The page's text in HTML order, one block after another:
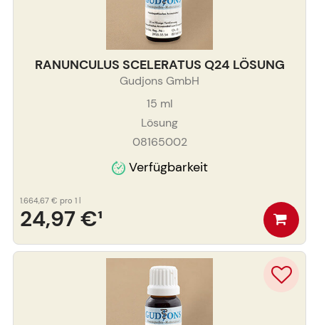
RANUNCULUS SCELERATUS Q24 LÖSUNG
Gudjons GmbH
15 ml
Lösung
08165002
Verfügbarkeit
24,97 €¹
1.664,67 € pro 1 l